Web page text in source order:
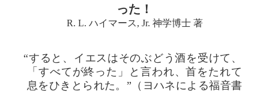
った！
R. L. ハイマース, Jr. 神学博士 著
“すると、イエスはそのぶどう酒を受けて、
「すべてが終った」と言われ、首をたれて
息をひきとられた。”（ヨハネによる福音書